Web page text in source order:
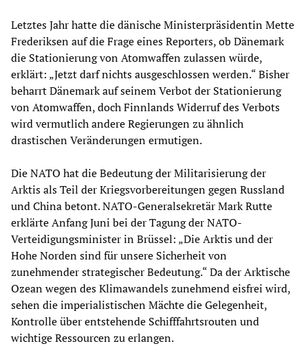
Letztes Jahr hatte die dänische Ministerpräsidentin Mette
Frederiksen auf die Frage eines Reporters, ob Dänemark
die Stationierung von Atomwaffen zulassen würde,
erklärt: „Jetzt darf nichts ausgeschlossen werden.“ Bisher
beharrt Dänemark auf seinem Verbot der Stationierung
von Atomwaffen, doch Finnlands Widerruf des Verbots
wird vermutlich andere Regierungen zu ähnlich
drastischen Veränderungen ermutigen.
Die NATO hat die Bedeutung der Militarisierung der
Arktis als Teil der Kriegsvorbereitungen gegen Russland
und China betont. NATO-Generalsekretär Mark Rutte
erklärte Anfang Juni bei der Tagung der NATO-
Verteidigungsminister in Brüssel: „Die Arktis und der
Hohe Norden sind für unsere Sicherheit von
zunehmender strategischer Bedeutung.“ Da der Arktische
Ozean wegen des Klimawandels zunehmend eisfrei wird,
sehen die imperialistischen Mächte die Gelegenheit,
Kontrolle über entstehende Schifffahrtsrouten und
wichtige Ressourcen zu erlangen.